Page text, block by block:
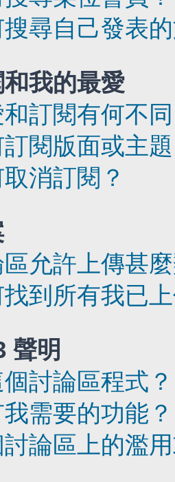
尋自己發表
我的最愛
訂閱有何不
閱版面或主
消訂閱？
允許上傳甚
到所有我已
聲明
討論區程式？
需要的功能？
論區上的濫